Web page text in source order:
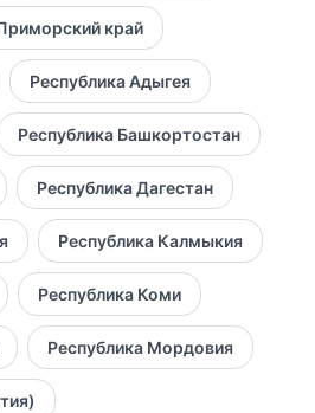
край
Республика Адыгея
Республика Башкортостан
Республика Дагестан
Республика Калмыкия
Республика Коми
Республика Мордовия